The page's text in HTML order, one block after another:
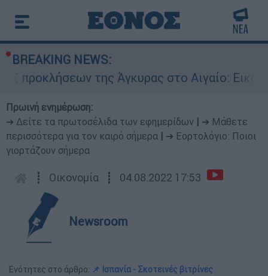
BREAKING NEWS:
της Άγκυρας στο Αιγαίο: Εικονική
Πρωινή ενημέρωση:
➔ Δείτε τα πρωτοσέλιδα των εφημερίδων
➔ Μάθετε
περισσότερα για τον καιρό σήμερα
➔ Εορτολόγιο: Ποιοι
γιορτάζουν σήμερα
┋ Οικονομία ┋ 04.08.2022 17:53
Newsroom
Ενότητες στο άρθρο: 📌 Ισπανία - Σκοτεινές βιτρίνες